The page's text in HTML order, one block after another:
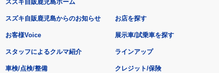
スズキ自販鹿児島ホーム
スズキ自販鹿児島からのお知らせ
お客様Voice
スタッフによるクルマ紹介
お店を探す
展示車/試乗車を探す
ラインアップ
車検/点検/整備 クレジット/保険